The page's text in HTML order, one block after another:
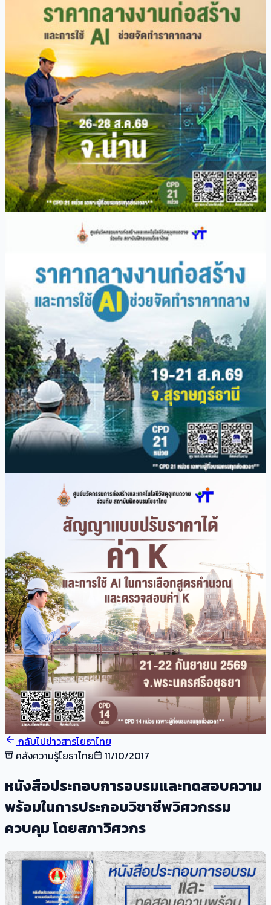
กลับไปข่าวสารโยธาไทย
คลังความรู้โยธาไทย
11/10/2017
หนังสือประกอบการอบรมและทดสอบความ
พร้อมในการประกอบวิชาชีพวิศวกรรม
ควบคุม โดยสภาวิศวกร